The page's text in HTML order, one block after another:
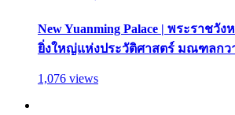
New Yuanming Palace | พระราชวั
ยิ่งใหญ่แห่งประวัติศาสตร์ มณฑลกว
1,076 views